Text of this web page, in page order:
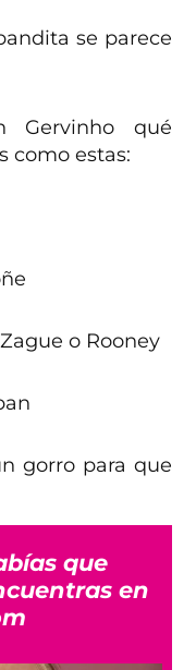
se parece
Gervinho qué
como estas:
o Rooney
gorro para que
que
en